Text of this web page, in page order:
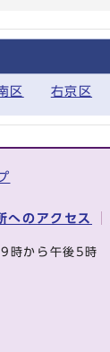
区 右京区
へのアクセス
9時から午後5時